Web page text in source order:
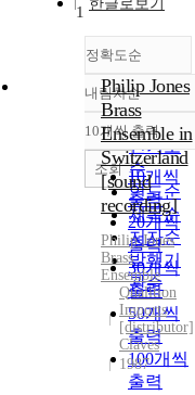
한글로보기
정확도순
정확도
순
인기도
순
연도순
제목순
저자순
발행기
관순
내림차순
내림차
10개씩 출력
10개씩
출력
20개씩
출력
30개씩
출력
50개씩
출력
100개씩
출력
조회
1
Philip Jones
Brass
Ensemble in
Switzerland
[sound
recording]
Philip Jones
Brass
Ensemble
Qualition
Imports
[distributor]
Claves
1987